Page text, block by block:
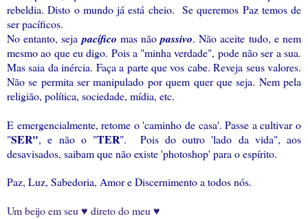
rebeldia. Disto o mundo já está cheio. Se queremos Paz temos de
ser pacíficos.
No entanto, sejapacífico mas nãopassivo. Não aceite tudo, e nem
mesmo ao que eu digo. Pois a "minha verdade", pode não ser a sua.
Mas saia da inércia. Faça a parte que vos cabe. Reveja seus valores.
Não se permita ser manipulado por quem quer que seja. Nem pela
religião, política, sociedade, mídia, etc.
E emergencialmente, retome o 'caminho de casa'. Passe a cultivar o
"SER", e não o "TER". Pois do outro 'lado da vida", aos
desavisados, saibam que não existe 'photoshop' para o espírito.
Paz, Luz, Sabedoria, Amor e Discernimento a todos nós.
Um beijo em seu ♥ direto do meu ♥